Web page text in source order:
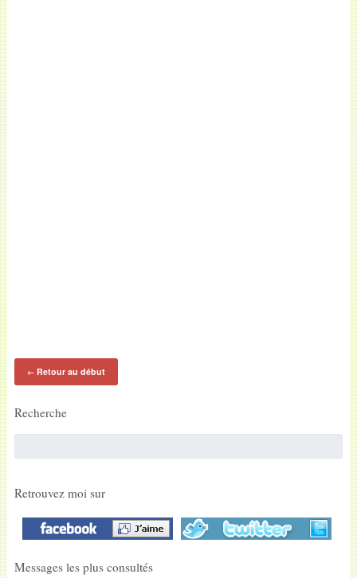
←Retour au début
Recherche
Retrouvez moi sur
Messages les plus consultés